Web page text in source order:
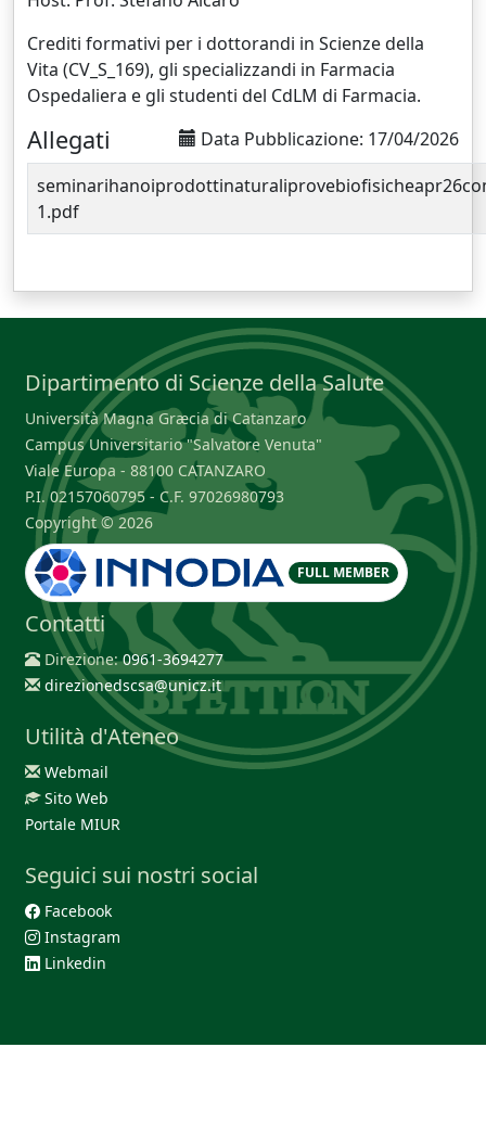
Crediti formativi per i dottorandi in Scienze della
Vita (CV_S_169), gli specializzandi in Farmacia
Ospedaliera e gli studenti del CdLM di Farmacia.
Data Pubblicazione: 17/04/2026
Allegati
1.pdf
Dipartimento di Scienze della Salute
Università Magna Græcia di Catanzaro
Campus Universitario "Salvatore Venuta"
Viale Europa - 88100 CATANZARO
P.I. 02157060795 - C.F. 97026980793
Copyright © 2026
FULL MEMBER
Contatti
Direzione:0961-3694277
direzionedscsa@unicz.it
Utilità d'Ateneo
Webmail
Sito Web
Portale MIUR
Seguici sui nostri social
Facebook
Instagram
Linkedin